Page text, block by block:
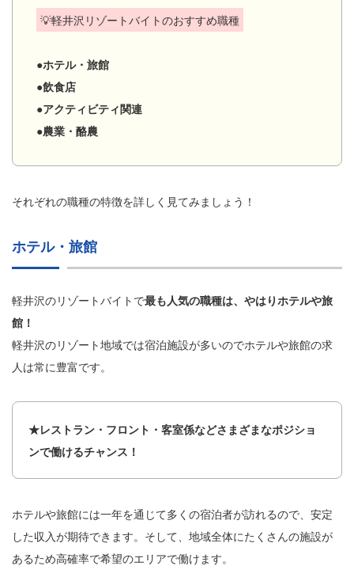
💡軽井沢リゾートバイトのおすすめ職種
●ホテル・旅館
●飲食店
●アクティビティ関連
●農業・酪農
それぞれの職種の特徴を詳しく見てみましょう！
ホテル・旅館
軽井沢のリゾートバイトで最も人気の職種は、やはりホテルや旅
館！
軽井沢のリゾート地域では宿泊施設が多いのでホテルや旅館の求
人は常に豊富です。
★レストラン・フロント・客室係などさまざまなポジショ
ンで働けるチャンス！
ホテルや旅館には一年を通じて多くの宿泊者が訪れるので、安定
した収入が期待できます。そして、地域全体にたくさんの施設が
あるため高確率で希望のエリアで働けます。